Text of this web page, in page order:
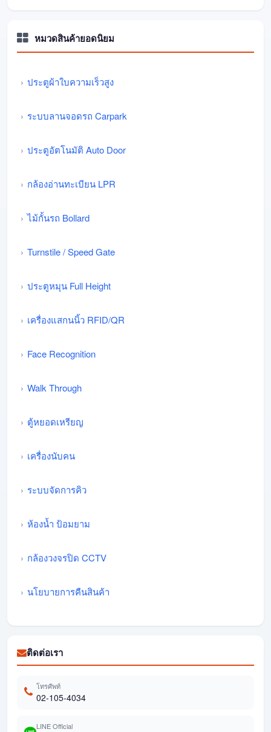
หมวดสินค้ายอดนิยม
ประตูผ้าใบความเร็วสูง
ระบบลานจอดรถ Carpark
ประตูอัตโนมัติ Auto Door
กล้องอ่านทะเบียน LPR
ไม้กั้นรถ Bollard
Turnstile / Speed Gate
ประตูหมุน Full Height
เครื่องแสกนนิ้ว RFID/QR
Face Recognition
Walk Through
ตู้หยอดเหรียญ
เครื่องนับคน
ระบบจัดการคิว
ห้องน้ำ ป้อมยาม
กล้องวงจรปิด CCTV
นโยบายการคืนสินค้า
ติดต่อเรา
โทรศัพท์
02-105-4034
LINE Official